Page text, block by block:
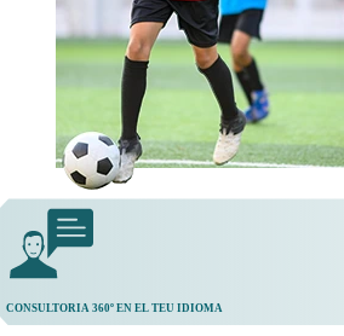
CONSULTORIA 360º EN EL TEU IDIOMA